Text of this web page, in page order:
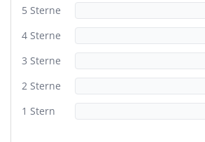
5 Sterne
4 Sterne
3 Sterne
2 Sterne
1 Stern